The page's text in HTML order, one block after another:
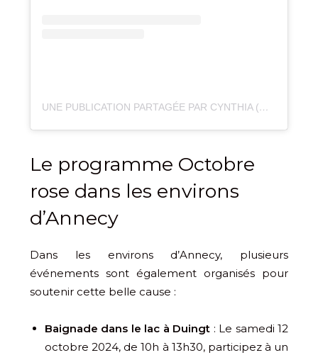
UNE PUBLICATION PARTAGÉE PAR CYNTHIA (@OXY.LIFE)
Le programme Octobre
rose dans les environs
d’Annecy
Dans les environs d’Annecy, plusieurs
événements sont également organisés pour
soutenir cette belle cause :
Baignade dans le lac à Duingt : Le samedi 12
octobre 2024, de 10h à 13h30, participez à un